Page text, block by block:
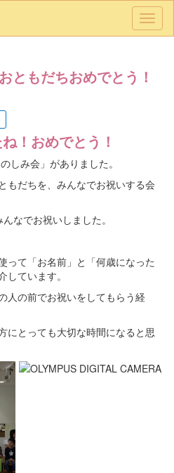
メ
ニ
ともだちおめでとう！
！おめでとう！
しみ会」がありました。
もだちを、みんなでお祝いする会
なでお祝いしました。
って「お名前」と「何歳になった
ています。
人の前でお祝いをしてもらう経
にとっても大切な時間になると思